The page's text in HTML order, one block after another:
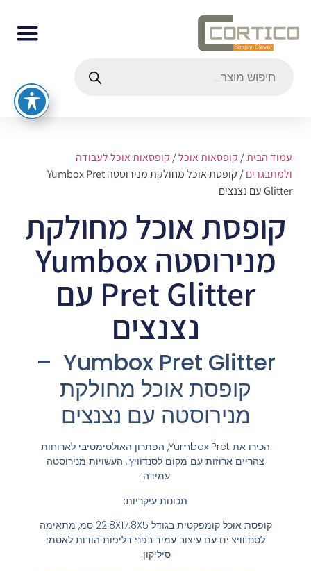
עמוד הבית/קופסאות אוכל/קופסאות אוכל לעבודה
ולמתבגרים
/ קופסת אוכל מחולקת מנירוסטה Yumbox Pret
Glitter עם נצנצים
קופסת אוכל מחולקת
מנירוסטה Yumbox
Pret Glitter עם
נצנצים
Yumbox Pret Glitter –
קופסת אוכל מחולקת
מנירוסטה עם נצנצים
הכירו את Yumbox Pret, הפתרון האולטימטיבי לארוחות
צהריים ארוזות עם מקום לסנדוויץ', העשויות מנירוסטה
עמידה!
תכונות עיקריות:
קופסת אוכל קומפקטית בגודל 22.8X17.8X5 סמ, מתאימה
לסנדוויצ'ים עם עיצוב עמיד בפני דליפות הודות לאטמי
סיליקון.